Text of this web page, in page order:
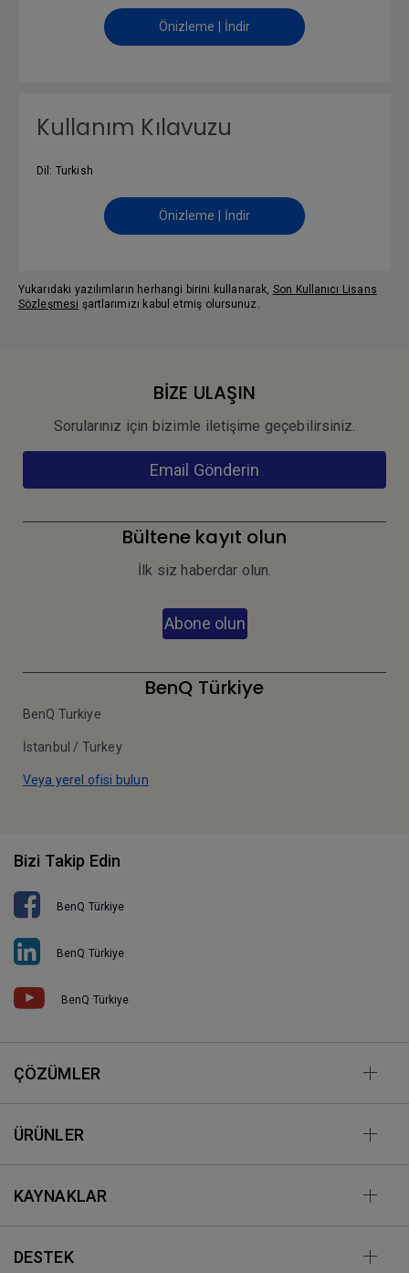
Önizleme | İndir
Kullanım Kılavuzu
Dil: Turkish
Önizleme | İndir
Yukarıdaki yazılımların herhangi birini kullanarak, Son Kullanıcı Lisans
Sözleşmesi şartlarımızı kabul etmiş olursunuz.
BİZE ULAŞIN
Sorularınız için bizimle iletişime geçebilirsiniz.
Email Gönderin
Bültene kayıt olun
İlk siz haberdar olun.
Abone olun
BenQ Türkiye
BenQ Turkiye
İstanbul / Turkey
Veya yerel ofisi bulun
Bizi Takip Edin
BenQ Türkiye
BenQ Türkiye
BenQ Türkiye
ÇÖZÜMLER
ÜRÜNLER
KAYNAKLAR
DESTEK